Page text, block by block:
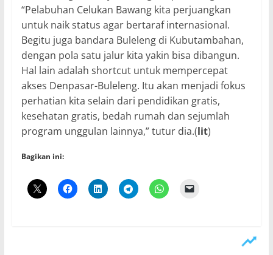
“Pelabuhan Celukan Bawang kita perjuangkan
untuk naik status agar bertaraf internasional.
Begitu juga bandara Buleleng di Kubutambahan,
dengan pola satu jalur kita yakin bisa dibangun.
Hal lain adalah shortcut untuk mempercepat
akses Denpasar-Buleleng. Itu akan menjadi fokus
perhatian kita selain dari pendidikan gratis,
kesehatan gratis, bedah rumah dan sejumlah
program unggulan lainnya,” tutur dia.(lit)
Bagikan ini: